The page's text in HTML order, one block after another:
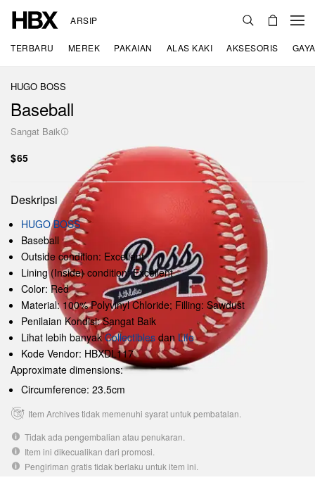
ARSIP
TERBARU MEREK PAKAIAN ALAS KAKI AKSESORIS
HUGO BOSS
Baseball
Sangat Baik
$65
Deskripsi
HUGO BOSS
Baseball
Outside condition: Excellent
Lining (Inside) condition: Excellent
Color: Red
Material: 100% Polyvinyl Chloride; Filling: Sawdust
Penilaian Kondisi: Sangat Baik
Lihat lebih banyakCollectibles dan Life
Kode Vendor: HBXDL117
Approximate dimensions:
Circumference: 23.5cm
Item Archives tidak memenuhi syarat untuk pembatalan.
Tidak ada pengembalian atau penukaran.
Item ini dikecualikan dari promosi.
Pengiriman gratis tidak berlaku untuk item ini.